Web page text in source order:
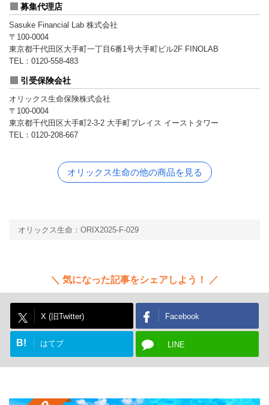
募集代理店
Sasuke Financial Lab 株式会社
〒100-0004
東京都千代田区大手町一丁目6番1号大手町ビル2F FINOLAB
TEL：0120-558-483
引受保険会社
オリックス生命保険株式会社
〒100-0004
東京都千代田区大手町2-3-2 大手町プレイス イーストタワー
TEL：0120-208-667
オリックス生命の他の商品を見る
オリックス生命：ORIX2025-F-029
気になった記事をシェアしよう！
X (旧Twitter) Facebook
B! はてブ LINE